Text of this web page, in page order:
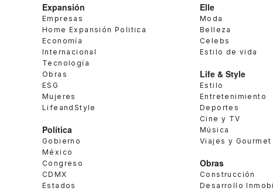
Expansión
Empresas
Home Expansión Politica
Economía
Internacional
Tecnología
Obras
ESG
Mujeres
LifeandStyle
Política
Gobierno
México
Congreso
CDMX
Estados
Elle
Moda
Belleza
Celebs
Estilo de vida
Life & Style
Estilo
Entretenimiento
Deportes
Cine y TV
Música
Viajes y Gourmet
Obras
Construcción
Desarrollo